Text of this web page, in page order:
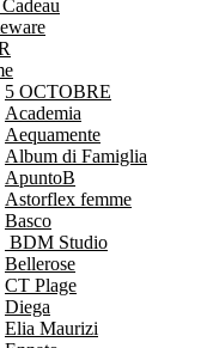
5 OCTOBRE
Academia
Aequamente
Album di Famiglia
ApuntoB
Astorflex femme
Basco
BDM Studio
Bellerose
CT Plage
Diega
Elia Maurizi